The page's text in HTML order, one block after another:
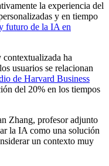
la experiencia del
y en tiempo
futuro de la IA en
ha
usuarios se relacionan
de Harvard Business
del 20% en los tiempos
Zhang, profesor adjunto
la IA como una solución
un contexto muy